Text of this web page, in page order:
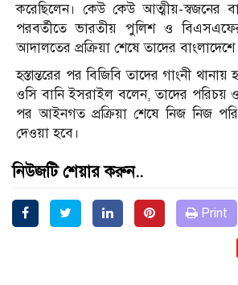
করেছিলেন। কেউ কেউ আত্মীয়-স্বজনের
পরবর্তীতে ভারতীয় পুলিশ ও
আদালতের প্রক্রিয়া শেষে তাদের
হস্তান্তরের পর বিজিবি তাদের গাংনী থানায়
ওসি বানি ইসরাইল বলেন, তাদের পরিচয়
পর আইনগত প্রক্রিয়া শেষে নিজ নিজ
দেওয়া হবে।
নিউজটি শেয়ার করুন..
Print